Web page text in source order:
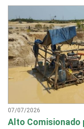
07/07/2026
Alto